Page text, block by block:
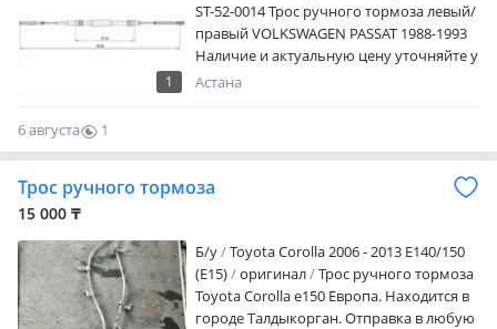
1
ST-52-0014 Трос ручного тормоза левый/
правый VOLKSWAGEN PASSAT 1988-1993
Наличие и актуальную цену уточняйте у
менеджера
Астана
6 августа
1
0
Трос ручного тормоза
15 000 ₸
Б/y
Toyota Corolla 2006 - 2013 E140/150
(E15)
оригинал
Трос ручного тормоза
Toyota Corolla e150 Европа. Находится в
городе Талдыкорган. Отправка в любую